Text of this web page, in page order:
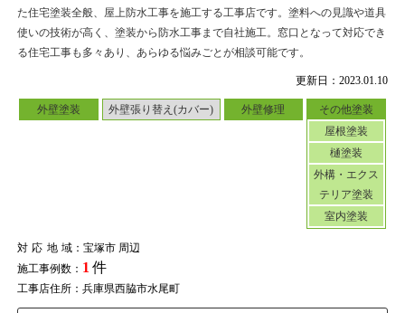
更新日：2023.01.10
外壁塗装 外壁張り替え(カバー) 外壁修理
その他塗装
屋根塗装
樋塗装
外構・エクス
テリア塗装
室内塗装
対応地域：宝塚市 周辺
施工事例数： 1 件
工事店住所：兵庫県西脇市水尾町
た住宅塗装全般、屋上防水工事を施工する工事店です。塗料への見識や道具
使いの技術が高く、塗装から防水工事まで自社施工。窓口となって対応でき
る住宅工事も多々あり、あらゆる悩みごとが相談可能です。